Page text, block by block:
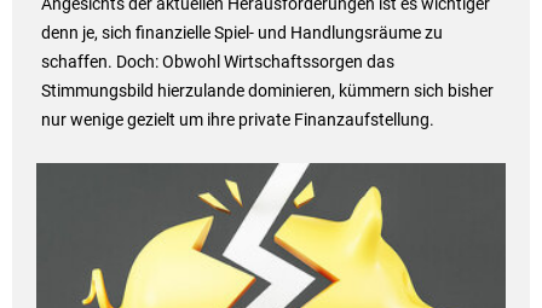
Angesichts der aktuellen Herausforderungen ist es wichtiger
denn je, sich finanzielle Spiel- und Handlungsräume zu
schaffen. Doch: Obwohl Wirtschaftssorgen das
Stimmungsbild hierzulande dominieren, kümmern sich bisher
nur wenige gezielt um ihre private Finanzaufstellung.